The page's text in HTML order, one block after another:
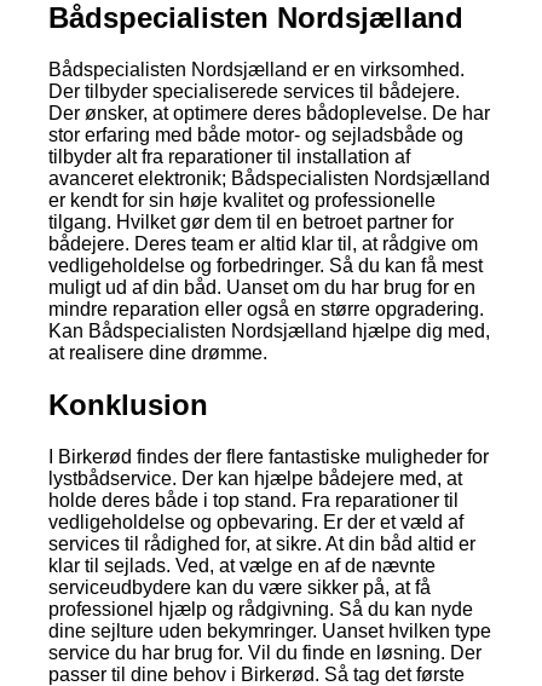
Bådspecialisten Nordsjælland
Bådspecialisten Nordsjælland er en virksomhed.
Der tilbyder specialiserede services til bådejere.
Der ønsker, at optimere deres bådoplevelse. De har
stor erfaring med både motor- og sejladsbåde og
tilbyder alt fra reparationer til installation af
avanceret elektronik; Bådspecialisten Nordsjælland
er kendt for sin høje kvalitet og professionelle
tilgang. Hvilket gør dem til en betroet partner for
bådejere. Deres team er altid klar til, at rådgive om
vedligeholdelse og forbedringer. Så du kan få mest
muligt ud af din båd. Uanset om du har brug for en
mindre reparation eller også en større opgradering.
Kan Bådspecialisten Nordsjælland hjælpe dig med,
at realisere dine drømme.
Konklusion
I Birkerød findes der flere fantastiske muligheder for
lystbådservice. Der kan hjælpe bådejere med, at
holde deres både i top stand. Fra reparationer til
vedligeholdelse og opbevaring. Er der et væld af
services til rådighed for, at sikre. At din båd altid er
klar til sejlads. Ved, at vælge en af de nævnte
serviceudbydere kan du være sikker på, at få
professionel hjælp og rådgivning. Så du kan nyde
dine sejlture uden bekymringer. Uanset hvilken type
service du har brug for. Vil du finde en løsning. Der
passer til dine behov i Birkerød. Så tag det første